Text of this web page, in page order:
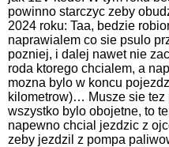
powinno starczyc zeby
2024 roku: Taa, bedzie
naprawialem co sie psulo
pozniej, i dalej nawet nie
roda ktorego chcialem, a
mozna bylo w koncu
kilometrow)… Musze sie tez
wszystko bylo obojetne, to
napewno chcial jezdzic z
zeby jezdzil z pompa